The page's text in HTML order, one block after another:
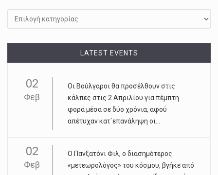
LATEST EVENTS
02
Φεβ
Οι Βούλγαροι θα προσέλθουν στις
κάλπες στις 2 Απριλίου για πέμπτη
φορά μέσα σε δύο χρόνια, αφού
απέτυχαν κατ΄επανάληψη οι...
02
Φεβ
Ο Πανξατόνι Φιλ, ο διασημότερος
«μετεωρολόγος» του κόσμου, βγήκε από